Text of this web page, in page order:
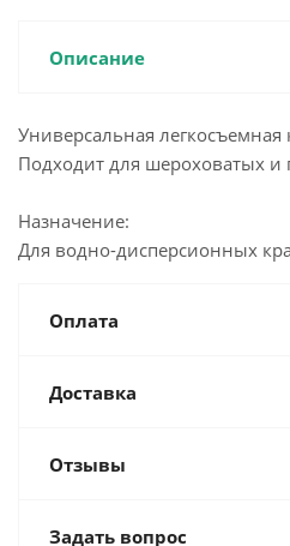
Описание
Универсальная легкосъемная
Подходит для шероховатых и
Назначение:
Для водно-дисперсионных
Оплата
Доставка
Отзывы
Задать вопрос